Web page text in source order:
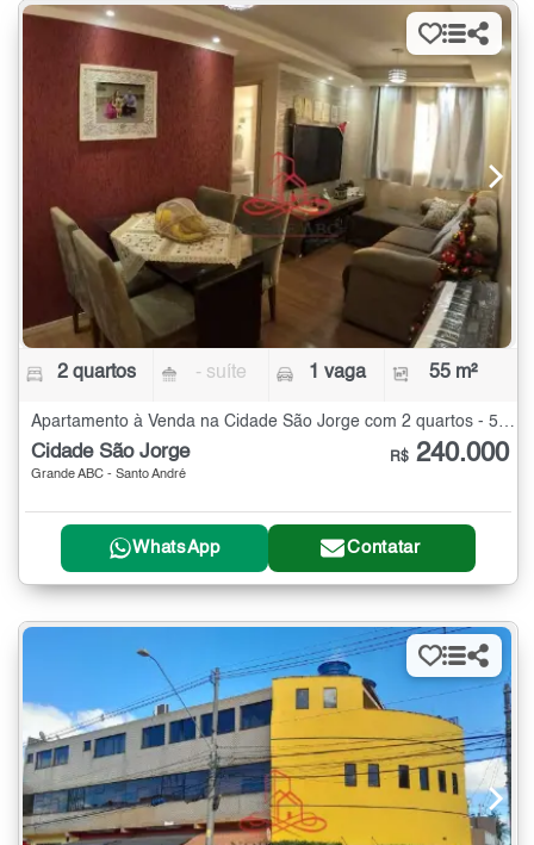
2 quartos - suíte 1 vaga 55 m²
Cidade São Jorge
Grande ABC - Santo André
R$ 240.000
WhatsApp Contatar